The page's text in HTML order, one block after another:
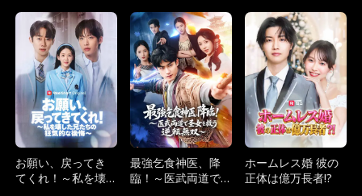
双
お願い、戻ってき
てくれ！～私を壊
最強乞食神医、降
臨！～医武両道で
ホームレス婚 彼の
正体は億万長者!?